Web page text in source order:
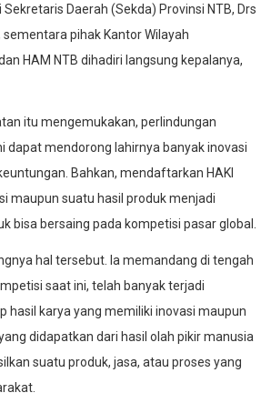
Daerah (Sekda) Provinsi NTB, Drs
sementara pihak Kantor Wilayah
HAM NTB dihadiri langsung kepalanya,
itu mengemukakan, perlindungan
dapat mendorong lahirnya banyak inovasi
Bahkan, mendaftarkan HAKI
maupun suatu hasil produk menjadi
bisa bersaing pada kompetisi pasar global.
hal tersebut. Ia memandang di tengah
saat ini, telah banyak terjadi
hasil karya yang memiliki inovasi maupun
didapatkan dari hasil olah pikir manusia
suatu produk, jasa, atau proses yang